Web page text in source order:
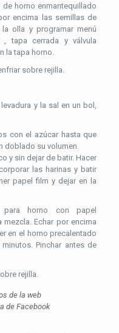
horno enmantequillado
encima las semillas de
olla y programar menú
, tapa cerrada y válvula
la tapa horno.
sobre rejilla.
y la sal en un bol,
con el azúcar hasta que
doblado su volumen.
y sin dejar de batir. Hacer
las harinas y batir
papel film y dejar en la
horno con papel
mezcla. Echar por encima
en el horno precalentado
Pinchar antes de
rejilla.
de la web
de Facebook